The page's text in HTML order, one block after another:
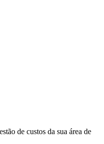
de custos da sua área de